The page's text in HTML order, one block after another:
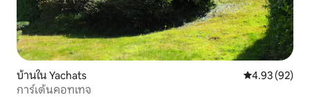
บ้านใน Yachats คะแนนเฉลี่ย
4.93 (92)
การ์เด้นคอทเทจ